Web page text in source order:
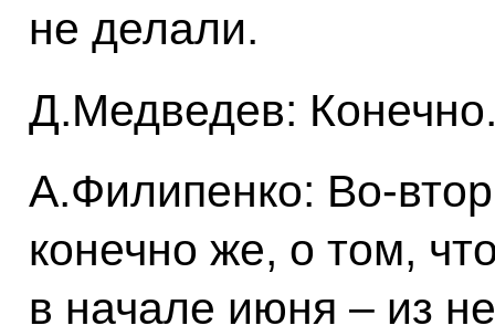
не делали.
Д.Медведев:
А.Филипенко:
конечно же, о том,
в начале июня – из